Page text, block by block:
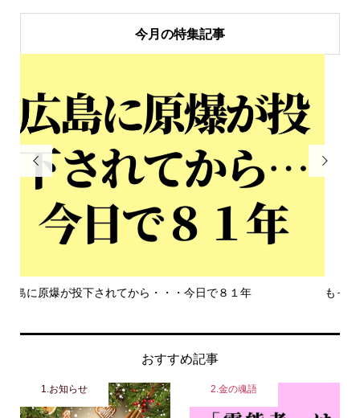
今月の特集記事

もっと危機感を持って生きて欲しい

おすすめ記事
1.お知らせ 2.金の魂語